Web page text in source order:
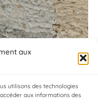
aux
utilisons des technologies
aux informations des